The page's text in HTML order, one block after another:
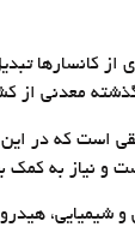
عنوان کرد: از سال
شیمیایی،